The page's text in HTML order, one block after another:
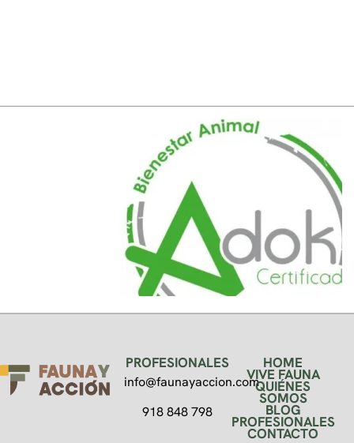
PROFESIONALES
info@faunayaccion.com
918 848 798
HOME
VIVE FAUNA
QUIÉNES
SOMOS
BLOG
PROFESIONALES
CONTACTO